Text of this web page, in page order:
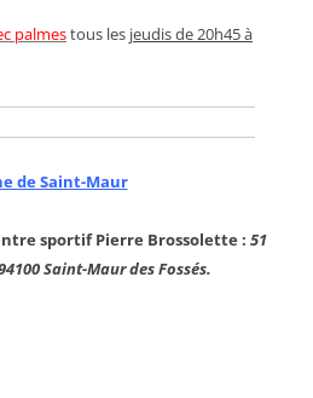
palmestous les jeudis de 20h45 à
de Saint-Maur
sportif Pierre Brossolette : 51
Saint-Maur des Fossés.